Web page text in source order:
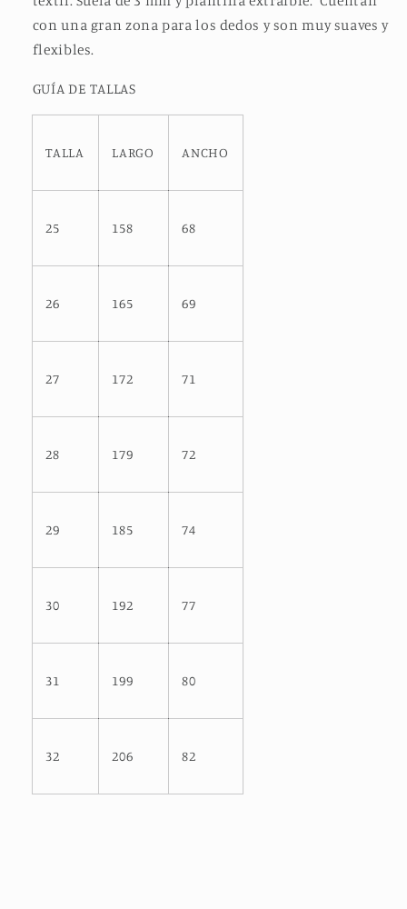
con una gran zona para los dedos y son muy suaves y
flexibles.
GUÍA DE TALLAS
TALLA LARGO ANCHO
25 158 68
26 165 69
27 172 71
28 179 72
29 185 74
30 192 77
31 199 80
32 206 82